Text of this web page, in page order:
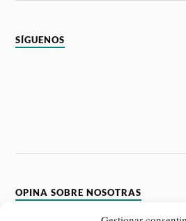
SÍGUENOS
OPINA SOBRE NOSOTRAS